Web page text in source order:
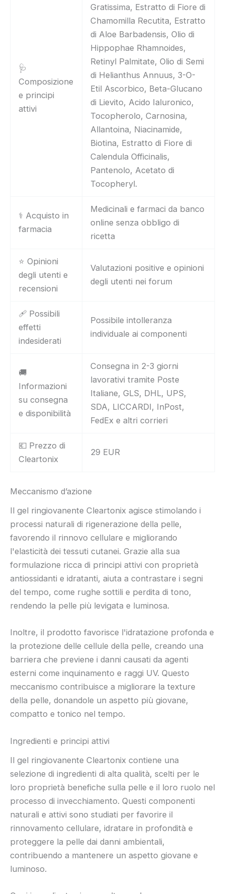
🩺
Composizione
e principi
attivi
Gratissima, Estratto di Fiore di
Chamomilla Recutita, Estratto
di Aloe Barbadensis, Olio di
Hippophae Rhamnoides,
Retinyl Palmitate, Olio di Semi
di Helianthus Annuus, 3-O-
Etil Ascorbico, Beta-Glucano
di Lievito, Acido Ialuronico,
Tocopherolo, Carnosina,
Allantoina, Niacinamide,
Biotina, Estratto di Fiore di
Calendula Officinalis,
Pantenolo, Acetato di
Tocopheryl.
⚕️ Acquisto in
farmacia
Medicinali e farmaci da banco
online senza obbligo di
ricetta
⭐ Opinioni
degli utenti e
recensioni
Valutazioni positive e opinioni
degli utenti nei forum
🩹 Possibili
effetti
indesiderati
Possibile intolleranza
individuale ai componenti
🚚
Informazioni
su consegna
e disponibilità
Consegna in 2-3 giorni
lavorativi tramite Poste
Italiane, GLS, DHL, UPS,
SDA, LICCARDI, InPost,
FedEx e altri corrieri
💶 Prezzo di
Cleartonix
29 EUR
Meccanismo d’azione
Il gel ringiovanente Cleartonix agisce stimolando i
processi naturali di rigenerazione della pelle,
favorendo il rinnovo cellulare e migliorando
l'elasticità dei tessuti cutanei. Grazie alla sua
formulazione ricca di principi attivi con proprietà
antiossidanti e idratanti, aiuta a contrastare i segni
del tempo, come rughe sottili e perdita di tono,
rendendo la pelle più levigata e luminosa.
Inoltre, il prodotto favorisce l'idratazione profonda e
la protezione delle cellule della pelle, creando una
barriera che previene i danni causati da agenti
esterni come inquinamento e raggi UV. Questo
meccanismo contribuisce a migliorare la texture
della pelle, donandole un aspetto più giovane,
compatto e tonico nel tempo.
Ingredienti e principi attivi
Il gel ringiovanente Cleartonix contiene una
selezione di ingredienti di alta qualità, scelti per le
loro proprietà benefiche sulla pelle e il loro ruolo nel
processo di invecchiamento. Questi componenti
naturali e attivi sono studiati per favorire il
rinnovamento cellulare, idratare in profondità e
proteggere la pelle dai danni ambientali,
contribuendo a mantenere un aspetto giovane e
luminoso.